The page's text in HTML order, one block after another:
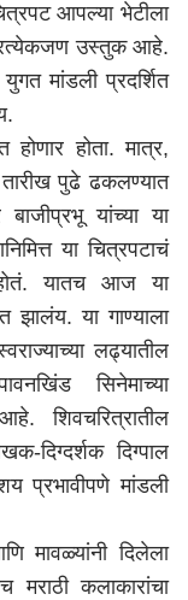
आपल्या भेटीला
उस्तुक आहे.
मांडली प्रदर्शित
होता. मात्र,
तारीख पुढे ढकलण्यात
यांच्या या
या चित्रपटाचं
यातच आज या
झालंय. या गाण्याला
लढ्यातील
सिनेमाच्या
शिवचरित्रातील
दिग्दर्शक दिग्पाल
प्रभावीपणे मांडली
मावळ्यांनी दिलेला
कलाकारांचा